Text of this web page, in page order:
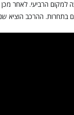
ההרכב הוציא